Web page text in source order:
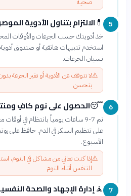
5
💊 الالتزام بتناول الأدوية
خذ أدويتك حسب الجرعات والأوقات
استخدم تنبيهات هاتفية أو صندوق
نسيان الجرعات.
⚠️لا تتوقف عن الأدوية أو تغير الجرعة
بتحسن
6
😴الحصول على نوم كافٍ
نم 7-9 ساعات يومياً بانتظام في
على تنظيم السكر في الدم. حافظ على
الأسبوع.
⚠️إذا كنت تعاني من مشاكل في النوم،
التنفس أثناء النوم
7
🧘إدارة الإجهاد والصحة